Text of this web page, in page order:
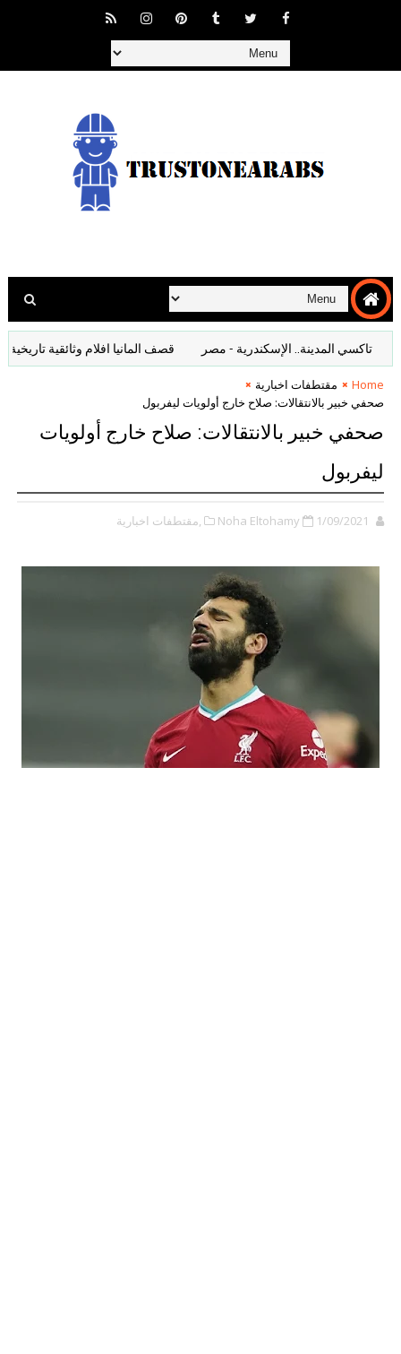
المدينة.. الإسكندرية - مصر قصف المانيا افلام وثائقية تاريخية كاملة
Home
مقتطفات اخبارية
صحفي خبير بالانتقالات: صلاح خارج أولويات ليفربول
صحفي خبير بالانتقالات: صلاح خارج أولويات
ليفربول
Noha Eltohamy 1/09/2021 ,مقتطفات اخبارية